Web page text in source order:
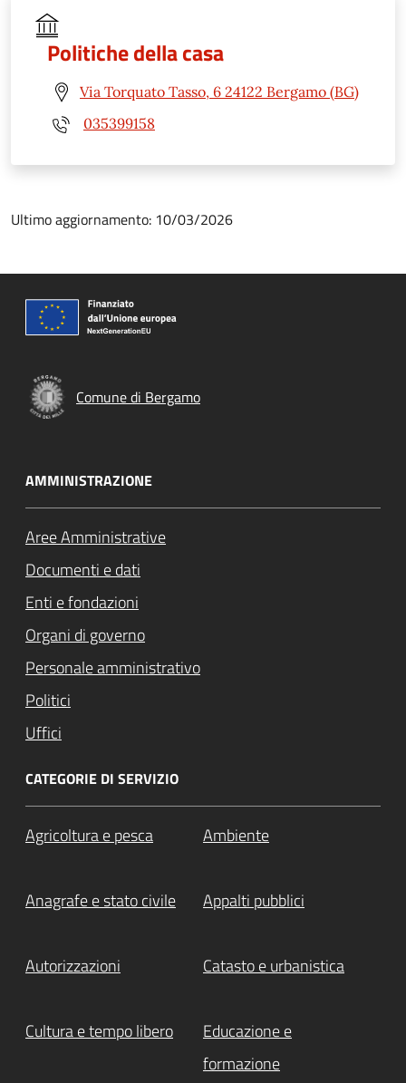
Politiche della casa
Via Torquato Tasso, 6 24122 Bergamo (BG)
035399158
Ultimo aggiornamento: 10/03/2026
Comune di Bergamo
AMMINISTRAZIONE
Aree Amministrative
Documenti e dati
Enti e fondazioni
Organi di governo
Personale amministrativo
Politici
Uffici
CATEGORIE DI SERVIZIO
Agricoltura e pesca Ambiente
Anagrafe e stato civile Appalti pubblici
Autorizzazioni Catasto e urbanistica
Cultura e tempo libero
Educazione e
formazione